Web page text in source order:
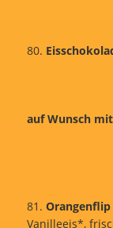
80.
auf Wunsch
81.Orangenflip
Vanilleeis*,